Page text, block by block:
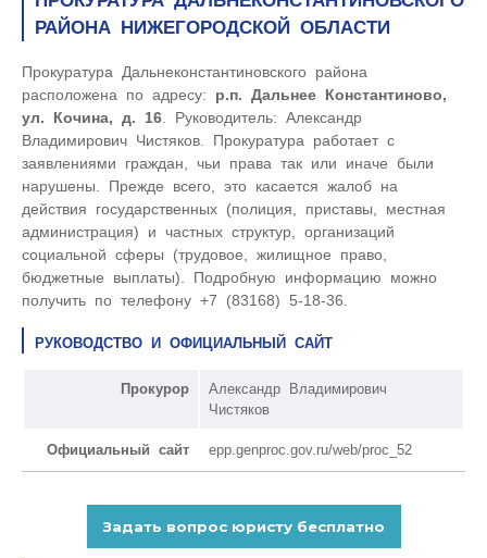
РАЙОНА НИЖЕГОРОДСКОЙ ОБЛАСТИ
Прокуратура Дальнеконстантиновского района
расположена по адресу: р.п. Дальнее Константиново,
ул. Кочина, д. 16 . Руководитель: Александр
Владимирович Чистяков. Прокуратура работает с
заявлениями граждан, чьи права так или иначе были
нарушены. Прежде всего, это касается жалоб на
действия государственных (полиция, приставы, местная
администрация) и частных структур, организаций
социальной сферы (трудовое, жилищное право,
бюджетные выплаты). Подробную информацию можно
получить по телефону +7 (83168) 5-18-36.
РУКОВОДСТВО И ОФИЦИАЛЬНЫЙ САЙТ
Прокурор
Александр Владимирович
Чистяков
Официальный сайт epp.genproc.gov.ru/web/proc_52